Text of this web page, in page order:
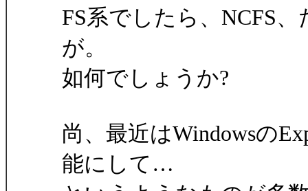
FS系でしたら、NCFS
が。
如何でしょうか?
尚、最近はWindowsの
能にして…